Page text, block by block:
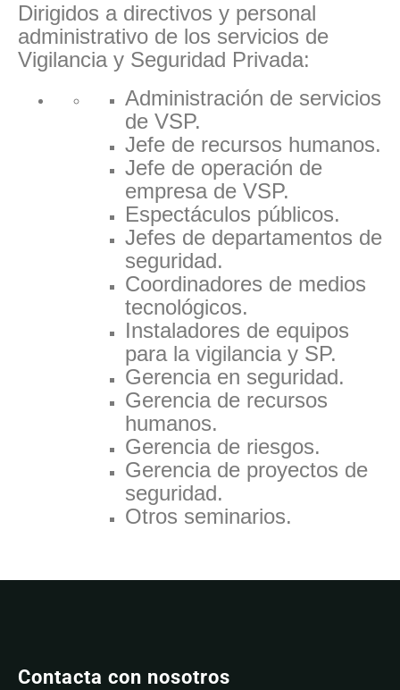
Dirigidos a directivos y personal
administrativo de los servicios de
Vigilancia y Seguridad Privada:
Administración de servicios
de VSP.
Jefe de recursos humanos.
Jefe de operación de
empresa de VSP.
Espectáculos públicos.
Jefes de departamentos de
seguridad.
Coordinadores de medios
tecnológicos.
Instaladores de equipos
para la vigilancia y SP.
Gerencia en seguridad.
Gerencia de recursos
humanos.
Gerencia de riesgos.
Gerencia de proyectos de
seguridad.
Otros seminarios.
Contacta con nosotros